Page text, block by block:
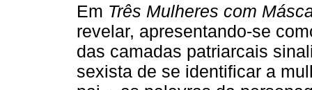
Em Três Mulheres com
revelar, apresentando-se
das camadas patriarcais
sexista de se identificar a